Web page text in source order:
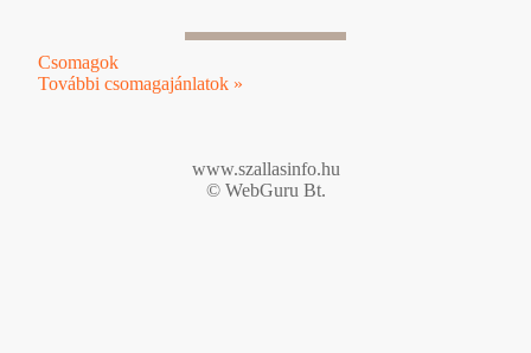
Csomagok
További csomagajánlatok »
www.szallasinfo.hu
© WebGuru Bt.